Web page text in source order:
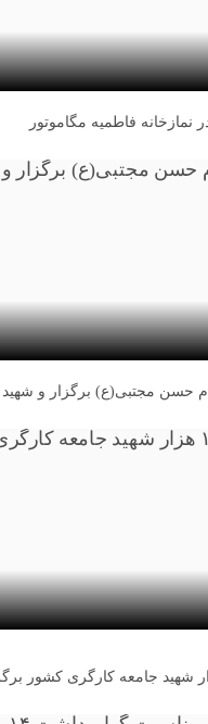
فاطمیه مگاموتور